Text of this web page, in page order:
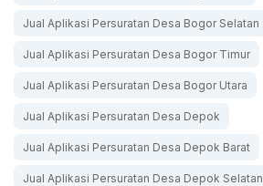
Jual Aplikasi Persuratan Desa Bogor Selatan
Jual Aplikasi Persuratan Desa Bogor Timur
Jual Aplikasi Persuratan Desa Bogor Utara
Jual Aplikasi Persuratan Desa Depok
Jual Aplikasi Persuratan Desa Depok Barat
Jual Aplikasi Persuratan Desa Depok Selatan